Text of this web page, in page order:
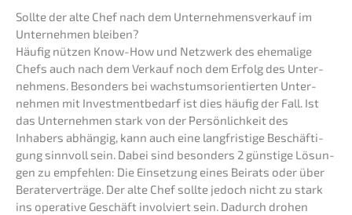
Sollte der alte Chef nach dem Unter­nehmens­verkauf im
Unter­neh­men bleiben?
Häufig nützen Know-How und Netzwerk des ehema­li­ge
Chefs auch nach dem Verkauf noch dem Erfolg des Unter­
neh­mens. Beson­ders bei wachs­tums­ori­en­tier­ten Unter­
neh­men mit Invest­ment­be­darf ist dies häufig der Fall. Ist
das Unter­neh­men stark von der Persön­lich­keit des
Inhabers abhän­gig, kann auch eine langfris­ti­ge Beschäf­ti­
gung sinnvoll sein. Dabei sind beson­ders 2 günsti­ge Lösun­
gen zu empfeh­len: Die Einset­zung eines Beirats oder über
Berater­ver­trä­ge. Der alte Chef sollte jedoch nicht zu stark
ins opera­ti­ve Geschäft invol­viert sein. Dadurch drohen